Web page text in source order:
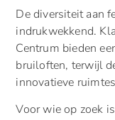
De diversiteit aan
indrukwekkend.
Centrum bieden
bruiloften, terwijl
innovatieve
Voor wie op zoek